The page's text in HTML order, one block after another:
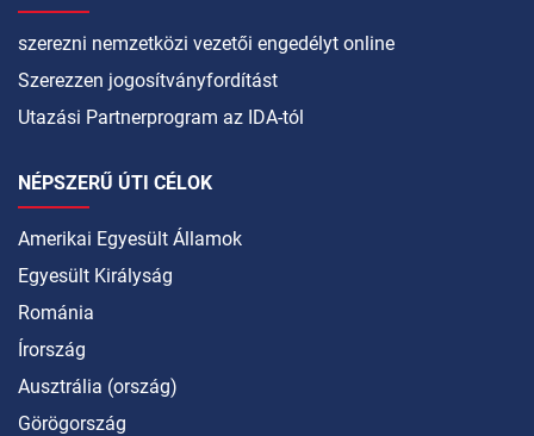
szerezni nemzetközi vezetői engedélyt online
Szerezzen jogosítványfordítást
Utazási Partnerprogram az IDA-tól
NÉPSZERŰ ÚTI CÉLOK
Amerikai Egyesült Államok
Egyesült Királyság
Románia
Írország
Ausztrália (ország)
Görögország